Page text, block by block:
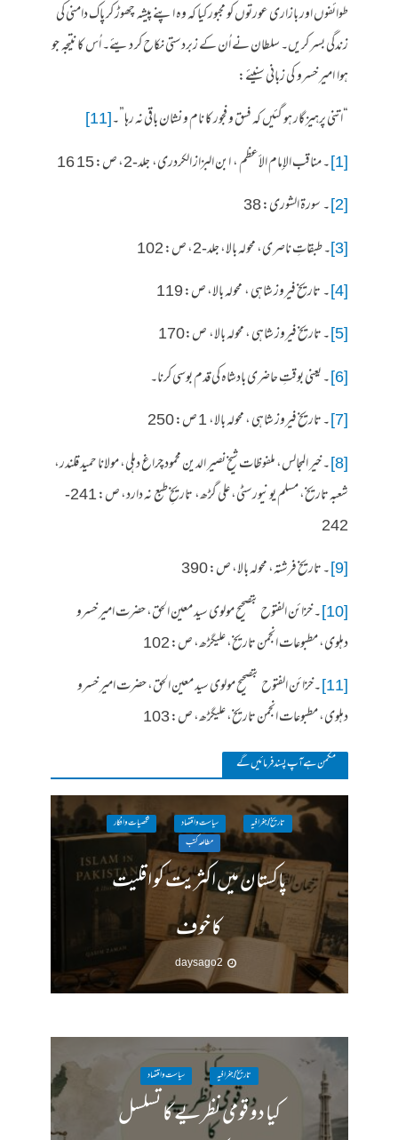
طوائفوں اور بازاری عورتوں کو مجبور کیا کہ وہ اپنے پیشہ چھوڑ کر پاک دامنی کی
زندگی بسر کریں۔ سلطان نے اُن کے زبردستی نکاح کر دیئے۔ اُس کا نتیجہ جو
ہوا امیر خسرو کی زبانی سنیئے:
“اتنی پرہیز گار ہو گئیں کہ فسق و فجور کا نام و نشان باقی نہ رہا”۔[11]
[1] ۔ مناقب الإمام الأعظم ، ابن البزاز الکردری، جلد-2، ص: 15 ـ 16
[2] ۔ سورۃ الشوری: 38
[3] ۔ طبقاتِ ناصری، محولہ بالا، جلد-2، ص: 102
[4] ۔ تاریخ فیروز شاہی ، محولہ بالا، ص: 119
[5] ۔ تاریخ فیروز شاہی ، محولہ بالا، ص:170
[6] ۔ یعنی بوقتِ حاضری بادشاہ کی قدم بوسی کرنا۔
[7] ۔ تاریخ فیروز شاہی ، محولہ بالا، 1 ص: 250
[8] ۔ خیر المجالس، ملفوظات شیخ نصیر الدین محمود چراغ دہلی، مولانا حمید قلندر،
شعبہ تاریخ، مسلم یونیورسٹی، علی گڑھ، تاریخِ طبع نہ دارد، ص: 241-
242
[9] ۔ تاریخ فرشتہ، محولہ بالا، ص: 390
[10]
۔ خزائن الفتوح بتصحیح مولوی سید معین الحق، حضرت امیر خسرو
دہلوی، مطبوعات انجمن تاریخ، علیگڑھ، ص: 102
[11]
۔خزائن الفتوح بتصحیح مولوی سید معین الحق، حضرت امیر خسرو
دہلوی، مطبوعات انجمن تاریخ، علیگڑھ، ص: 103
مکمن ہےآپ پسند فرمائیں گے
تاریخ / جغرافیہ سیاست واقتصاد
شخصیات وافکار
مطالعہ کتب
پاکستان میں اکثریت کو اقلیت
کا خوف
2 days ago
تاریخ / جغرافیہ سیاست واقتصاد
کیا دو قومی نظریے کا تسلسل